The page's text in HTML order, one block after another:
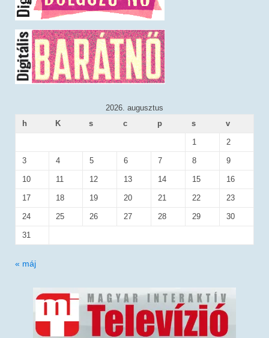
2026. augusztus
h
K s c p s v
1 2
3 4 5 6 7 8 9
10 11 12 13 14 15 16
17 18 19 20 21 22 23
24 25 26 27 28 29 30
31
« máj